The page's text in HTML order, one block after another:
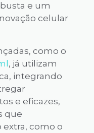
e um
celular
como o
, já utilizam
integrando
e eficazes,
que
como o